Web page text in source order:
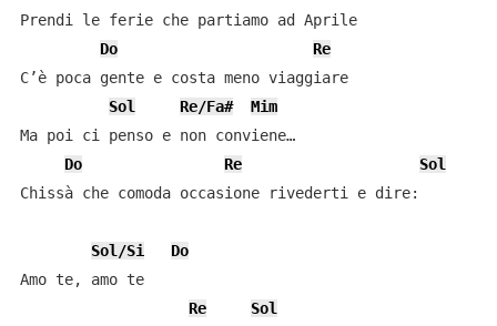
Prendi le ferie che partiamo ad Aprile
Do
Re
C’è poca gente e costa meno viaggiare
Sol
Re/Fa#
Mim
Ma poi ci penso e non conviene…
Do
Re
Sol
Chissà che comoda occasione rivederti e dire:
Sol/Si
Do
Amo te, amo te
Re
Sol